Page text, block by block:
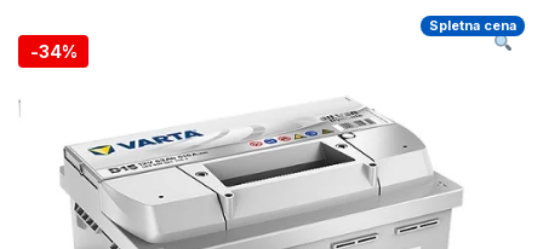
-34%
Spletna cena